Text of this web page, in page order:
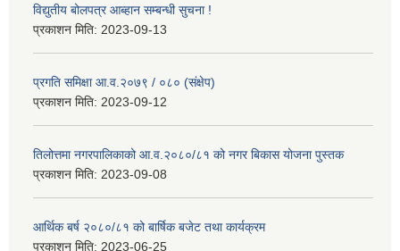
विद्युतीय बोलपत्र आब्हान सम्बन्धी सुचना !
प्रकाशन मिति: 2023-09-13
प्रगति समिक्षा आ.व.२०७९ / ०८० (संक्षेप)
प्रकाशन मिति: 2023-09-12
तिलोत्तमा नगरपालिकाको आ.व.२०८०/८१ को नगर बिकास योजना पुस्तक
प्रकाशन मिति: 2023-09-08
आर्थिक बर्ष २०८०/८१ को बार्षिक बजेट तथा कार्यक्रम
प्रकाशन मिति: 2023-06-25